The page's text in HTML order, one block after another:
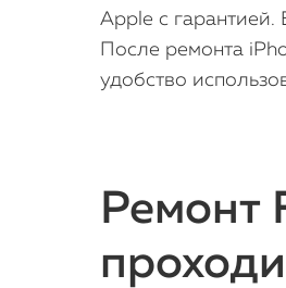
Apple с гарантией.
После ремонта
удобство
Ремонт